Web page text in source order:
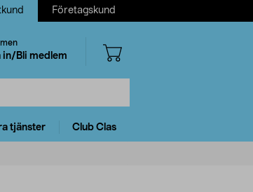
Företagskund
in/Bli medlem
tjänster Club Clas